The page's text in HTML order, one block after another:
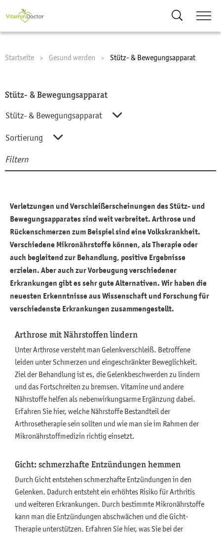
Startseite Gesund werden Current:
Stütz- & Bewegungsapparat
Stütz- & Bewegungsapparat
Stütz- & Bewegungsapparat
Alles zu "Gesund werden"
Augen
Haut & Haare
Herz-Kreislauf-System
Immunsystem & Allergien
Lunge und Atemwege
Medikamenteneinnahme
Mund und Zähne
Nervensystem
Nieren & ableitende Harnwege
Psyche
Stütz- & Bewegungsapparat
Verdauung/Darm
Sortierung
Sortierung
Filtern
Verletzungen und Verschleißerscheinungen des Stütz- und
Bewegungsapparates sind weit verbreitet. Arthrose und
Rückenschmerzen zum Beispiel sind eine Volkskrankheit.
Verschiedene Mikronährstoffe können, als Therapie oder
auch begleitend zur Behandlung, positive Ergebnisse
erzielen. Aber auch zur Vorbeugung verschiedener
Erkrankungen gibt es sehr gute Alternativen. Wir haben die
neuesten Erkenntnisse aus Wissenschaft und Forschung für
verschiedenste Erkrankungen zusammengestellt.
Arthrose mit Nährstoffen lindern
Unter Arthrose versteht man Gelenkverschleiß. Betroffene
leiden unter Schmerzen und eingeschränkter Beweglichkeit.
Ziel der Behandlung ist es, die Gelenkbeschwerden zu lindern
und das Fortschreiten zu bremsen. Vitamine und andere
Nährstoffe helfen als nebenwirkungsarme Ergänzung dabei.
Erfahren Sie hier, welche Nährstoffe Bestandteil der
Arthrosetherapie sein sollten und wie man sie im Rahmen der
Mikronährstoffmedizin richtig einsetzt.
Gicht: schmerzhafte Entzündungen hemmen
Durch Gicht entstehen schmerzhafte Entzündungen in den
Gelenken. Dadurch entsteht ein erhöhtes Risiko für Arthritis
und weiteren Erkrankungen. Durch bestimmte Mikronährstoffe
kann man die Entzündungen abschwächen und die Gicht-
Therapie unterstützen. Erfahren Sie hier, was Sie bei der